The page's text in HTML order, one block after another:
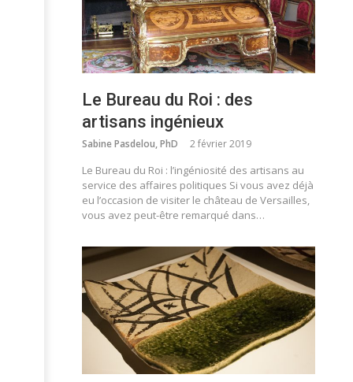
Le Bureau du Roi : des
artisans ingénieux
Sabine Pasdelou, PhD 2 février 2019
Le Bureau du Roi : l’ingéniosité des artisans au
service des affaires politiques Si vous avez déjà
eu l’occasion de visiter le château de Versailles,
vous avez peut-être remarqué dans…